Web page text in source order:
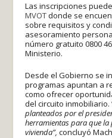
Las inscripciones
MVOTdonde se
sobre requisitos y
asesoramiento
número gratuito 0800
Ministerio.
Desde el Gobierno se
programas apuntan a
como ofrecer
del circuito inmobiliario.
planteados por el
herramientas para que
vivienda”, concluyó